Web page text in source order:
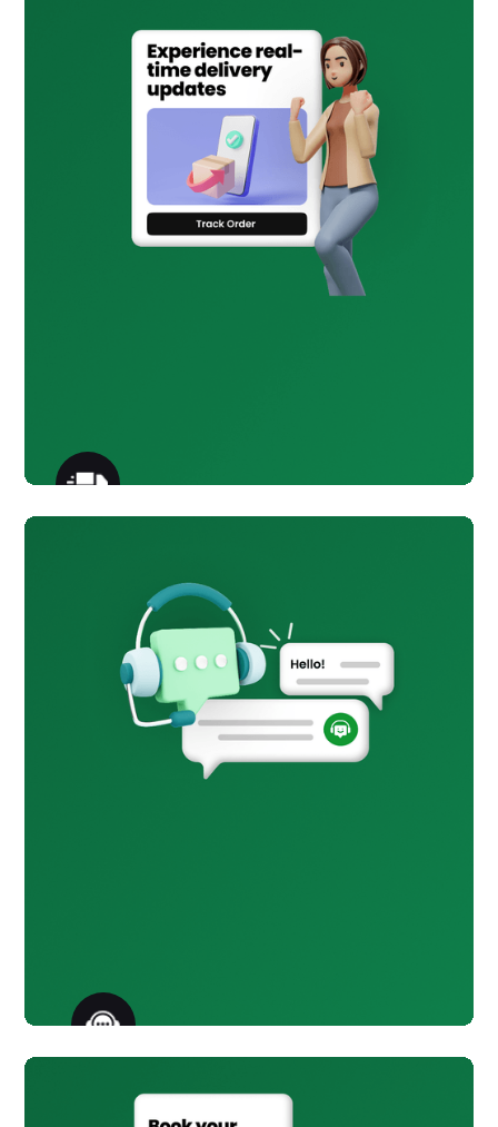
العروض الترويجية والفعاليات وإطلاق
المنتجات عبر الرسائل
تنبيهات التسليم في الوقت الفعلي
وتحديثات المسار عبر المراسلة
خدمة العملاء والدعم